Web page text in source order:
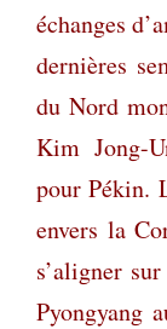
échanges
dernières
du Nord
Kim Jong-
pour Pékin.
envers la
s’aligner
Pyongyang